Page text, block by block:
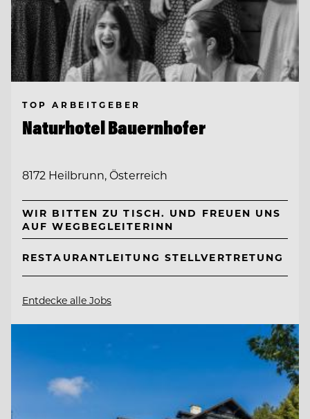
TOP ARBEITGEBER
Naturhotel Bauernhofer
8172 Heilbrunn, Österreich
WIR BITTEN ZU TISCH. UND FREUEN UNS
AUF WEGBEGLEITERINN
RESTAURANTLEITUNG STELLVERTRETUNG
Entdecke alle Jobs